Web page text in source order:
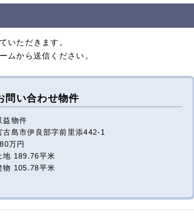
いただきます。
ムから送信ください。
問い合わせ物件
益物件
古島市伊良部字前里添442-1
万円
地 189.76平米
物 105.78平米